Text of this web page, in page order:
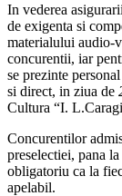
In vederea
de exigenta si
materialului audio-
concurentii, iar
se prezinte
si direct, in ziua de
Cultura “I.
Concurentilor
preselectiei, pana la
obligatoriu ca la
apelabil.